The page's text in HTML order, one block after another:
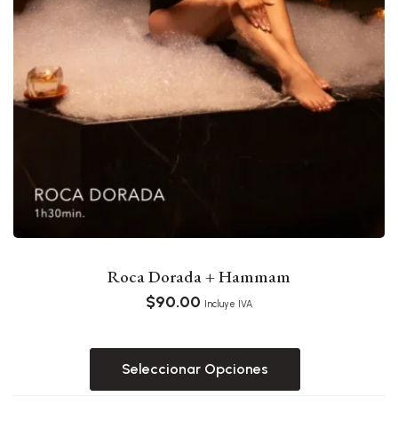
Roca Dorada + Hammam
$90.00 Incluye IVA
Seleccionar Opciones
Este